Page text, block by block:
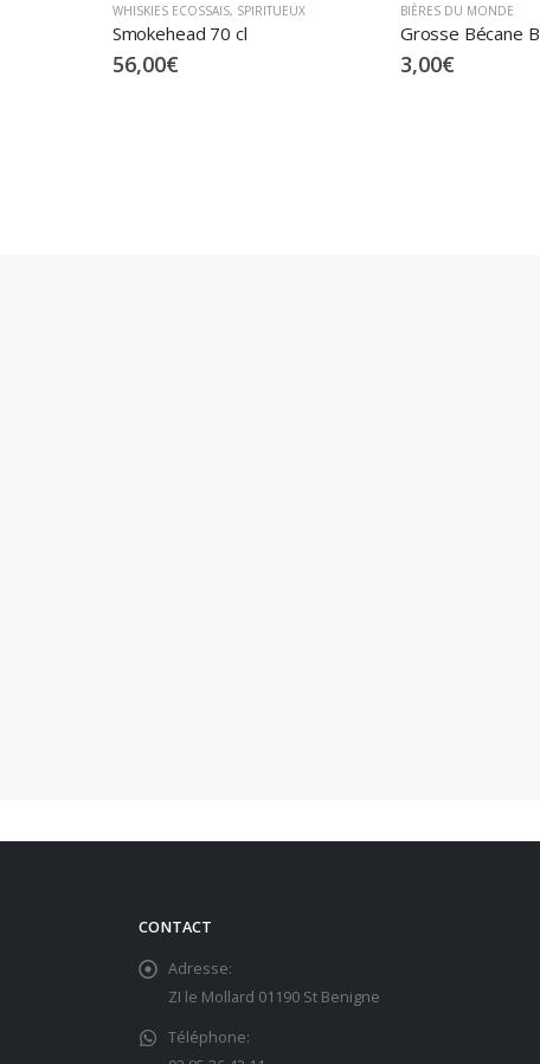
BIÈRES DU MONDE
3,00€
VALLÉE DU RHÔNE
30,00€
CONTACT
Adresse:
ZI le Mollard 01190 St Benigne
Téléphone: